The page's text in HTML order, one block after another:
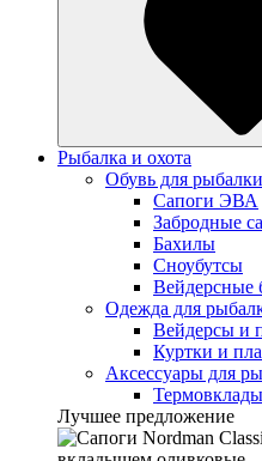
Рыбалка и охота
Обувь для
Сапоги ЭВА
Забродные
Бахилы
Сноубутсы
Вейдерсные
Одежда для
Вейдерсы и
Куртки и
Аксессуары для
Лучшее предложение